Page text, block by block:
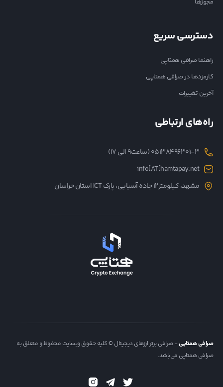
دسترسی سریع
راهنما صرافی همتاپی
کارمزدها در صرافی همتاپی
آخرین تغییرات
راه‌های ارتباطی
05138496301-3 (ساعت۹ الی ۱۷)
info[AT]hamtapay.net
مشهد، کیلومتر12 جاده آسیایی، پارک ICT استان خراسان
صرافی همتاپی- صرافی برتر ارزهای دیجیتال © کلیه حقوق وبسایت محفوظ و متعلق به
صرافی همتاپی می‌باشد.